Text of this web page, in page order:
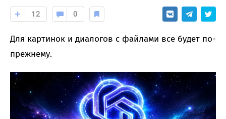
12 0
Для картинок и диалогов с файлами все будет по-
прежнему.